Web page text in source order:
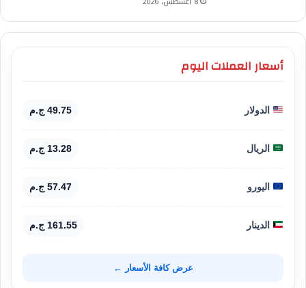
أسعار العملات اليوم
الدولار 49.75 ج.م
الريال 13.28 ج.م
اليورو 57.47 ج.م
الدينار 161.55 ج.م
عرض كافة الأسعار ←